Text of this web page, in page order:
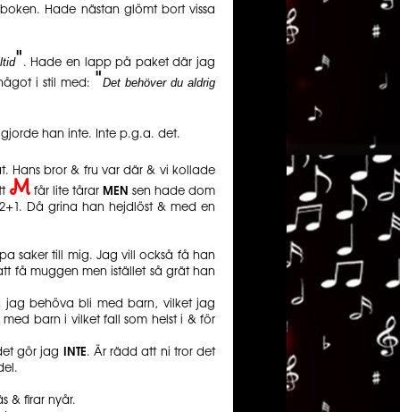
Hade nästan glömt bort vissa
" . Hade en lapp på paket där jag
i stil med: "Det behöver du aldrig
han inte. Inte p.g.a. det.
Hans bror & fru var där & vi kollade
M får lite tårar MEN sen hade dom
Då grina han hejdlöst & med en
saker till mig. Jag vill också få han
få muggen men istället så grät han
jag behöva bli med barn, vilket jag
barn i vilket fall som helst i & för
gör jag INTE. Är rädd att ni tror det
& firar nyår.